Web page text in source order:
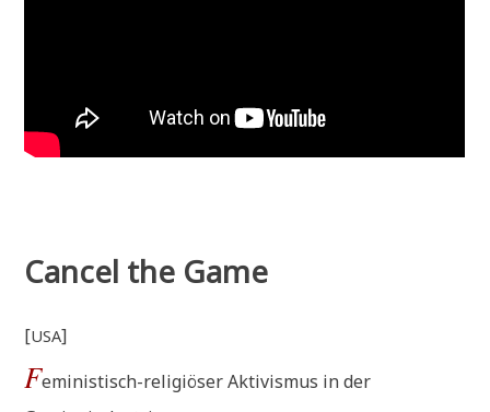
Cancel the Game
[USA]
Femi­ni­stisch-reli­giö­ser Akti­vis­mus in der